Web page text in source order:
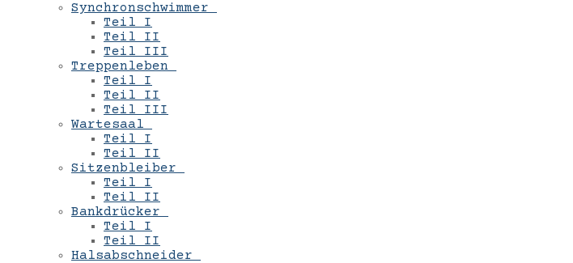
Synchronschwimmer
Teil I
Teil II
Teil III
Treppenleben
Teil I
Teil II
Teil III
Wartesaal
Teil I
Teil II
Sitzenbleiber
Teil I
Teil II
Bankdrücker
Teil I
Teil II
Halsabschneider